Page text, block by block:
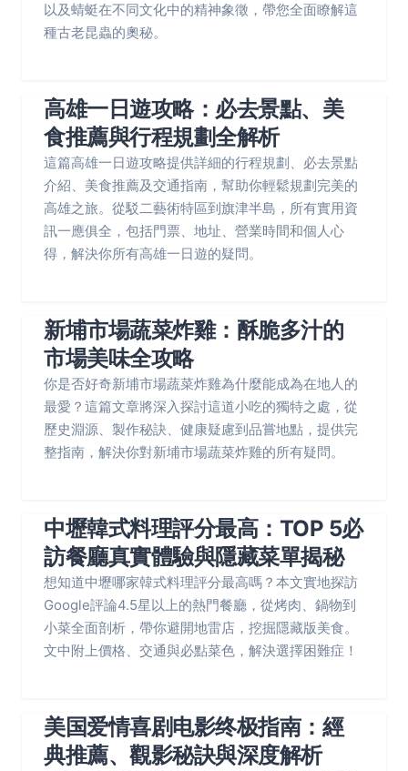
以及蜻蜓在不同文化中的精神象徵，帶您全面瞭解這
種古老昆蟲的奧秘。
高雄一日遊攻略：必去景點、美
食推薦與行程規劃全解析
這篇高雄一日遊攻略提供詳細的行程規劃、必去景點
介紹、美食推薦及交通指南，幫助你輕鬆規劃完美的
高雄之旅。從駁二藝術特區到旗津半島，所有實用資
訊一應俱全，包括門票、地址、營業時間和個人心
得，解決你所有高雄一日遊的疑問。
新埔市場蔬菜炸雞：酥脆多汁的
市場美味全攻略
你是否好奇新埔市場蔬菜炸雞為什麼能成為在地人的
最愛？這篇文章將深入探討這道小吃的獨特之處，從
歷史淵源、製作秘訣、健康疑慮到品嘗地點，提供完
整指南，解決你對新埔市場蔬菜炸雞的所有疑問。
中壢韓式料理評分最高：TOP 5必
訪餐廳真實體驗與隱藏菜單揭秘
想知道中壢哪家韓式料理評分最高嗎？本文實地探訪
Google評論4.5星以上的熱門餐廳，從烤肉、鍋物到
小菜全面剖析，帶你避開地雷店，挖掘隱藏版美食。
文中附上價格、交通與必點菜色，解決選擇困難症！
美国爱情喜剧电影终极指南：經
典推薦、觀影秘訣與深度解析